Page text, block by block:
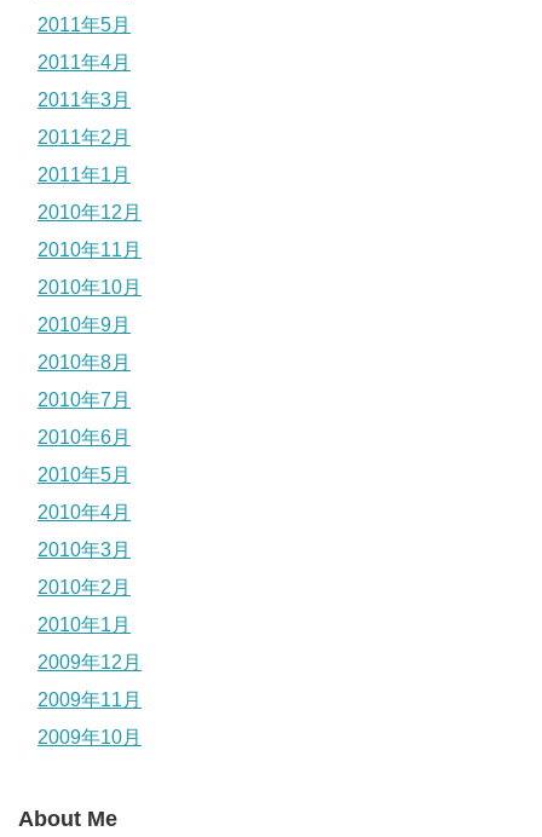
2011年5月
2011年4月
2011年3月
2011年2月
2011年1月
2010年12月
2010年11月
2010年10月
2010年9月
2010年8月
2010年7月
2010年6月
2010年5月
2010年4月
2010年3月
2010年2月
2010年1月
2009年12月
2009年11月
2009年10月
About Me